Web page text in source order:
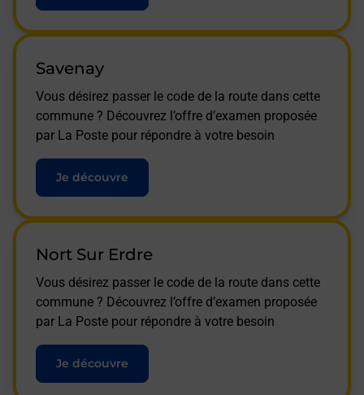
Savenay
Vous désirez passer le code de la route dans cette
commune ? Découvrez l’offre d’examen proposée
par La Poste pour répondre à votre besoin
Je découvre
Nort Sur Erdre
Vous désirez passer le code de la route dans cette
commune ? Découvrez l’offre d’examen proposée
par La Poste pour répondre à votre besoin
Je découvre